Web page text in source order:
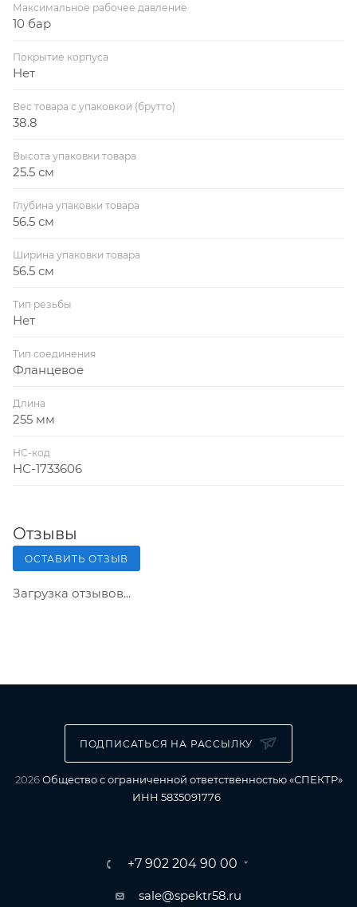
Максимальное рабочее давление
10 бар
Покрытие корпуса
Нет
Вес товара с упаковкой (брутто)
38.8
Высота упаковки товара
25.5 см
Глубина упаковки товара
56.5 см
Ширина упаковки товара
56.5 см
Тип резьбы
Нет
Тип соединения
Фланцевое
Длина
255 мм
НС-код
НС-1733606
Отзывы
ОСТАВИТЬ ОТЗЫВ
Загрузка отзывов...
ПОДПИСАТЬСЯ НА РАССЫЛКУ
2026Общество с ограниченной ответственностью «СПЕКТР»
ИНН 5835091776
+7 902 204 90 00
sale@spektr58.ru